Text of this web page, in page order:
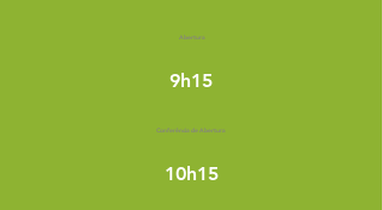
Abertura
9h15
Conferência de Abertura
10h15